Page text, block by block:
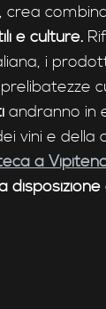
e culture.
i
andranno in
vini e della
a